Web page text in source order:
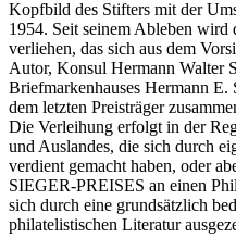
Kopfbild des Stifters mit der
1954. Seit seinem Ableben wird
verliehen, das sich aus dem
Autor, Konsul Hermann Walter
Briefmarkenhauses Hermann
dem letzten Preisträger
Die Verleihung erfolgt in der
und Auslandes, die sich durch
verdient gemacht haben, oder
SIEGER-PREISES an einen
sich durch eine grundsätzlich
philatelistischen Literatur